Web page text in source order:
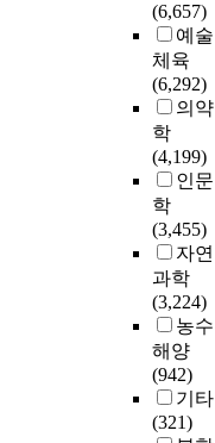
(6,657)
예술
체육
(6,292)
의약
학
(4,199)
인문
학
(3,455)
자연
과학
(3,224)
농수
해양
(942)
기타
(321)